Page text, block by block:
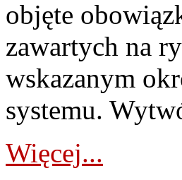
objęte
zawartych na
wskazanym
systemu.
Więcej...